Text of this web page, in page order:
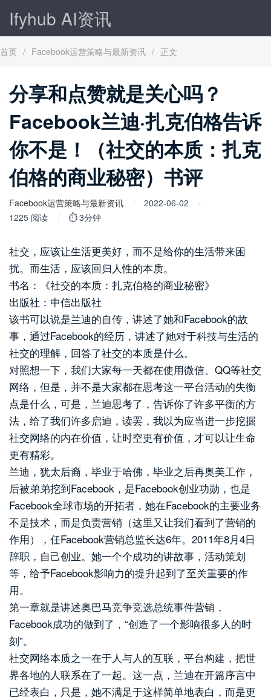
Ifyhub AI资讯
首页 / Facebook运营策略与最新资讯 / 正文
分享和点赞就是关心吗？
Facebook兰迪·扎克伯格告诉
你不是！（社交的本质：扎克
伯格的商业秘密）书评
Facebook运营策略与最新资讯
2022-06-02
1225 阅读
⏱ 3分钟
社交，应该让生活更美好，而不是给你的生活带来困
扰。而生活，应该回归人性的本质。
书名：《社交的本质：扎克伯格的商业秘密》
出版社：中信出版社
该书可以说是兰迪的自传，讲述了她和Facebook的故
事，通过Facebook的经历，讲述了她对于科技与生活的
社交的理解，回答了社交的本质是什么。
对照想一下，我们大家每一天都在使用微信、QQ等社交
网络，但是，并不是大家都在思考这一平台活动的失衡
点是什么，可是，兰迪思考了，告诉你了许多平衡的方
法，给了我们许多启迪，读罢，我以为应当进一步挖掘
社交网络的内在价值，让时空更有价值，才可以让生命
更有精彩。
兰迪，犹太后裔，毕业于哈佛，毕业之后再奥美工作，
后被弟弟挖到Facebook，是Facebook创业功勋，也是
Facebook全球市场的开拓者，她在Facebook的主要业务
不是技术，而是负责营销（这里又让我们看到了营销的
作用），任Facebook营销总监长达6年。2011年8月4日
辞职，自己创业。她一个个成功的讲故事，活动策划
等，给予Facebook影响力的提升起到了至关重要的作
用。
第一章就是讲述奥巴马竞争竞选总统事件营销，
Facebook成功的做到了，“创造了一个影响很多人的时
刻”。
社交网络本质之一在于人与人的互联，平台构建，把世
界各地的人联系在了一起。这一点，兰迪在开篇序言中
已经表白，只是，她不满足于这样简单地表白，而是更